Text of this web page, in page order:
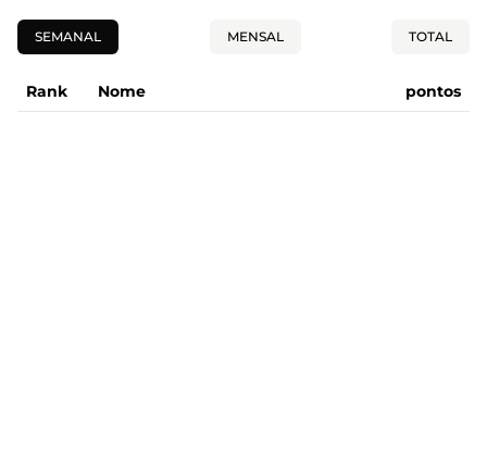
SEMANAL MENSAL TOTAL
Rank Nome pontos